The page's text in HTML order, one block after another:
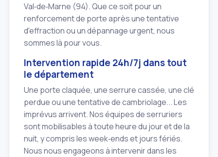
Val‑de‑Marne (94). Que ce soit pour un
renforcement de porte après une tentative
d'effraction ou un dépannage urgent, nous
sommes là pour vous.
Intervention rapide 24h/7j dans tout
le département
Une porte claquée, une serrure cassée, une clé
perdue ou une tentative de cambriolage... Les
imprévus arrivent. Nos équipes de serruriers
sont mobilisables à toute heure du jour et de la
nuit, y compris les week‑ends et jours fériés.
Nous nous engageons à intervenir dans les